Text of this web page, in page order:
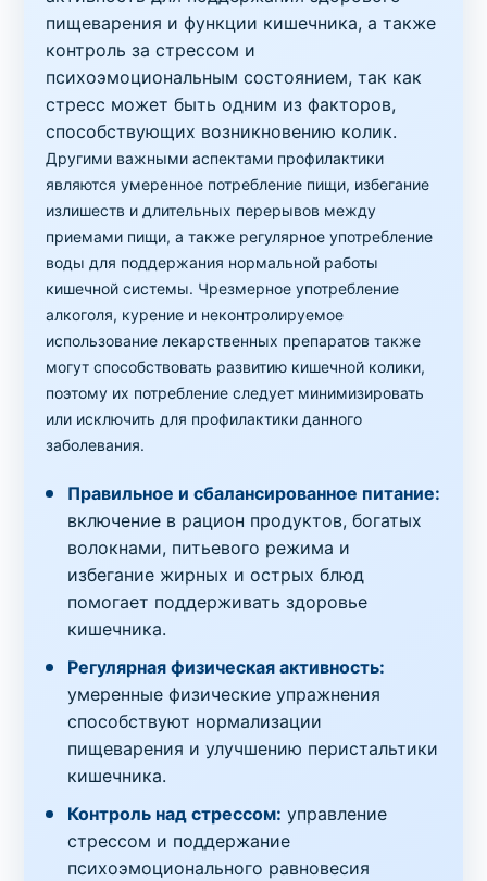
пищеварения и функции кишечника, а также
контроль за стрессом и
психоэмоциональным состоянием, так как
стресс может быть одним из факторов,
способствующих возникновению колик.
Другими важными аспектами профилактики
являются умеренное потребление пищи, избегание
излишеств и длительных перерывов между
приемами пищи, а также регулярное употребление
воды для поддержания нормальной работы
кишечной системы. Чрезмерное употребление
алкоголя, курение и неконтролируемое
использование лекарственных препаратов также
могут способствовать развитию кишечной колики,
поэтому их потребление следует минимизировать
или исключить для профилактики данного
заболевания.
Правильное и сбалансированное питание:
включение в рацион продуктов, богатых
волокнами, питьевого режима и
избегание жирных и острых блюд
помогает поддерживать здоровье
кишечника.
Регулярная физическая активность:
умеренные физические упражнения
способствуют нормализации
пищеварения и улучшению перистальтики
кишечника.
Контроль над стрессом: управление
стрессом и поддержание
психоэмоционального равновесия